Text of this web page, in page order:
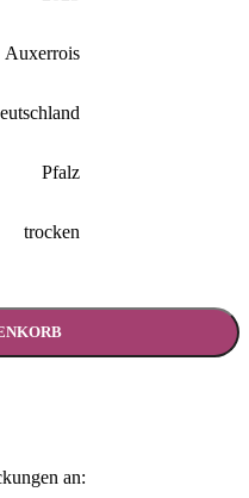
Auxerrois
Pfalz
trocken
an: